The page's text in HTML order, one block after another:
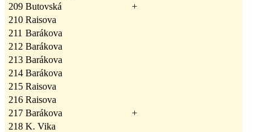
209 Butovská
+
210 Raisova
211 Barákova
212 Barákova
213 Barákova
214 Barákova
215 Raisova
216 Raisova
217 Barákova
+
218 K. Vika